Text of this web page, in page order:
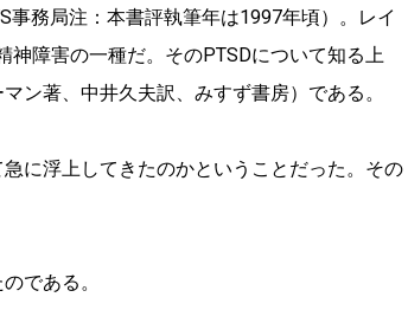
事務局注：本書評執筆年は1997年頃）。レイ
障害の一種だ。そのPTSDについて知る上
マン著、中井久夫訳、みすず書房）である。
に浮上してきたのかということだった。その
である。